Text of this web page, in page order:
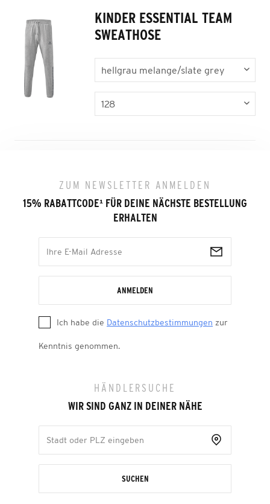
KINDER ESSENTIAL TEAM
SWEATHOSE
ZUM NEWSLETTER ANMELDEN
15% RABATTCODE¹ FÜR DEINE NÄCHSTE BESTELLUNG
ERHALTEN
ANMELDEN
Ich habe die Datenschutzbestimmungen zur
Kenntnis genommen.
HÄNDLERSUCHE
WIR SIND GANZ IN DEINER NÄHE
SUCHEN